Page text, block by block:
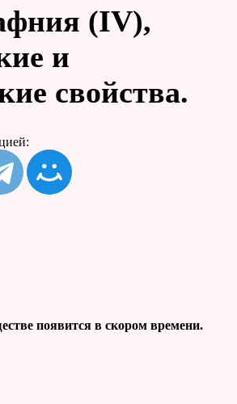
(IV),
и
свойства.
появится в скором времени.